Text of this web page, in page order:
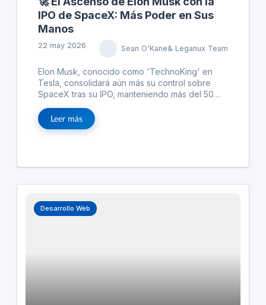
IPO de SpaceX: Más Poder en Sus
Manos
22 may 2026 Sean O'Kane& Leganux Team
Elon Musk, conocido como 'TechnoKing' en
Tesla, consolidará aún más su control sobre
SpaceX tras su IPO, manteniendo más del 50%
directores y tener un control casi total sin
posibilidad de ser destituido. La estructura de
de acciones no consolidadas como garantía
control dinástico a través de fideicomisos.
Leer más
Desarrollo Web